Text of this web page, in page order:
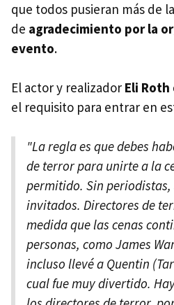
que todos pusieran más de
de agradecimiento por la
evento.
El actor y realizador Eli Roth
el requisito para entrar en
"La regla es que debes
de terror para unirte a la
permitido. Sin periodistas,
invitados. Directores de
medida que las cenas
personas, como James
incluso llevé a Quentin
cual fue muy divertido.